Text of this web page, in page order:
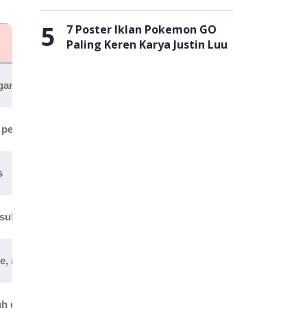
Ukuran
musuh yang bersembunyi
meningkatkan akurasi
di peta
5
7 Poster Iklan Pokemon GO
Paling Keren Karya Justin Luu